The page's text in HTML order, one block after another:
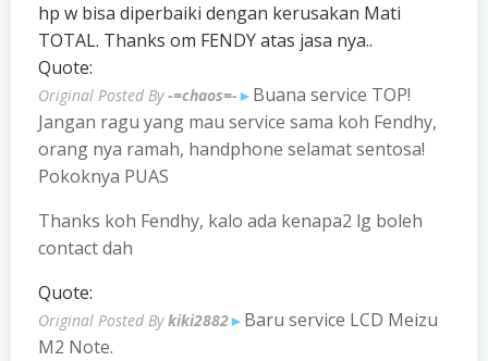
hp w bisa diperbaiki dengan kerusakan Mati
TOTAL. Thanks om FENDY atas jasa nya..
Quote:
Original Posted By-=chaos=-► Buana service TOP!
Jangan ragu yang mau service sama koh Fendhy,
orang nya ramah, handphone selamat sentosa!
Pokoknya PUAS
Thanks koh Fendhy, kalo ada kenapa2 lg boleh
contact dah
Quote:
Original Posted Bykiki2882► Baru service LCD Meizu
M2 Note.